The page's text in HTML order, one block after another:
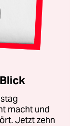
macht und
Jetzt zehn